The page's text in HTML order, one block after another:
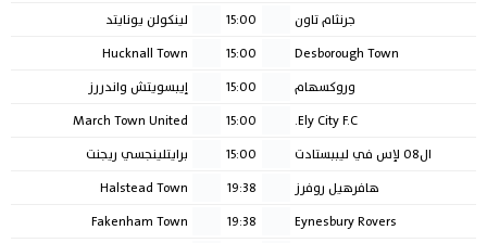
جرنثام تاون
15:00
لينكولن يونايتد
Desborough Town
15:00
Hucknall Town
وروكسهام
15:00
إيبسويتش واندررز
Ely City F.C.
15:00
March Town United
ال٠٨ لإس في ليببستادت
15:00
برايتلينجسي ريجنت
هافرهيل روفرز
19:38
Halstead Town
Eynesbury Rovers
19:38
Fakenham Town